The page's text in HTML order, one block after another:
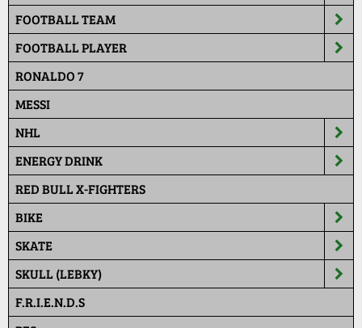
FOOTBALL TEAM
FOOTBALL PLAYER
RONALDO 7
MESSI
NHL
ENERGY DRINK
RED BULL X-FIGHTERS
BIKE
SKATE
SKULL (LEBKY)
F.R.I.E.N.D.S